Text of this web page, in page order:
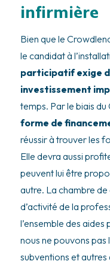
infirmière
Bien que le
le candidat à
participatif exige
investissement
temps. Par le biais
forme de
réussir à trouver les
Elle devra aussi
peuvent lui être
autre. La chambre
d’activité de la
l’ensemble des aides
nous ne pouvons
subventions et